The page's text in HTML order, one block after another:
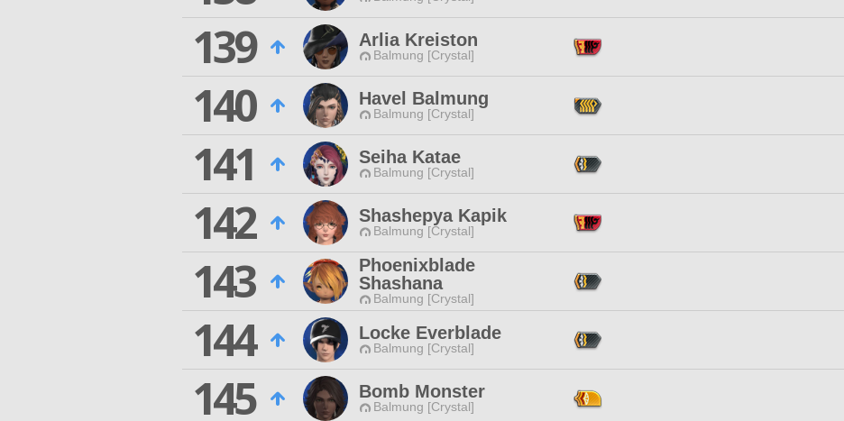
139
Arlia Kreiston
Balmung [Crystal]
140
Havel Balmung
Balmung [Crystal]
141
Seiha Katae
Balmung [Crystal]
142
Shashepya Kapik
Balmung [Crystal]
143
Phoenixblade
Shashana
Balmung [Crystal]
144
Locke Everblade
Balmung [Crystal]
145
Bomb Monster
Balmung [Crystal]